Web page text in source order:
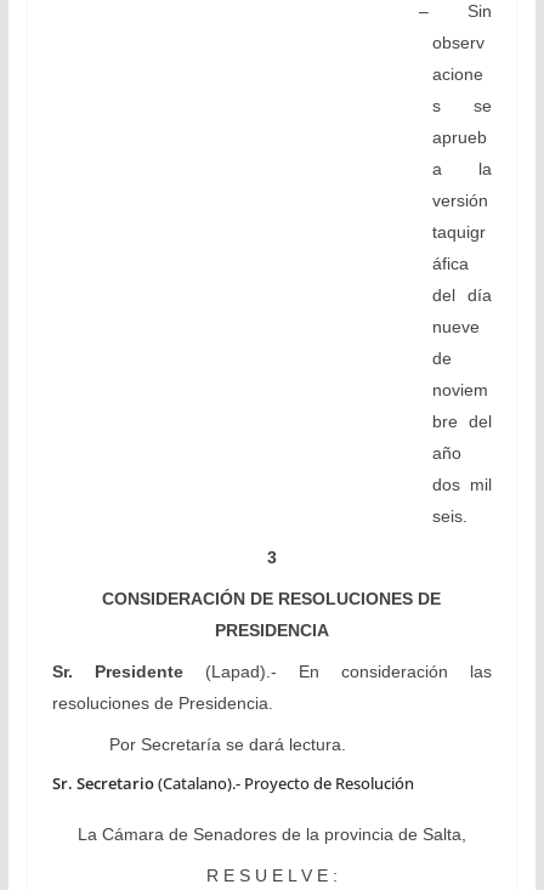
– Sin
observ
acione
s se
aprueb
a la
versión
taquigr
áfica
del día
nueve
de
noviem
bre del
año
dos mil
seis.
3
CONSIDERACIÓN DE RESOLUCIONES DE
PRESIDENCIA
Sr. Presidente(Lapad).- En consideración las
resoluciones de Presidencia.
Por Secretaría se dará lectura.
Sr. Secretario(Catalano).- Proyecto de Resolución
La Cámarade Senadores de la provincia de Salta,
R E S U E L V E :